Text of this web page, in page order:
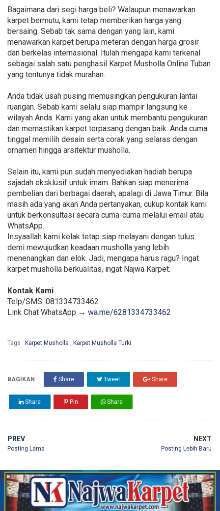
Bagaimana dari segi harga beli? Walaupun menawarkan
karpet bermutu, kami tetap memberikan harga yang
bersaing. Sebab tak sama dengan yang lain, kami
menawarkan karpet berupa meteran dengan harga grosir
dan berkelas internasional. Itulah mengapa kami terkenal
sebagai salah satu penghasil Karpet Musholla Online Tuban
yang tentunya tidak murahan.
Anda tidak usah pusing memusingkan pengukuran lantai
ruangan. Sebab kami selalu siap mampir langsung ke
wilayah Anda. Kami yang akan untuk membantu pengukuran
dan memastikan karpet terpasang dengan baik. Anda cuma
tinggal memilih desain serta corak yang selaras dengan
ornamen hingga arsitektur musholla.
Selain itu, kami pun sudah menyediakan hadiah berupa
sajadah eksklusif untuk imam. Bahkan siap menerima
pembelian dari berbagai daerah, apalagi di Jawa Timur. Bila
masih ada yang akan Anda pertanyakan, cukup kontak kami
untuk berkonsultasi secara cuma-cuma melalui email atau
WhatsApp.
Insyaallah kami kelak tetap siap melayani dengan tulus
demi mewujudkan keadaan musholla yang lebih
menenangkan dan elok. Jadi, mengapa harus ragu? Ingat
karpet musholla berkualitas, ingat Najwa Karpet.
Kontak Kami
Telp/SMS: 081334733462
Link Chat WhatsApp → wa.me/6281334733462
Tags : Karpet Musholla , Karpet Musholla Turki
BAGIKAN Share Tweet Share
Share Pin Share
PREV
Posting Lama
NEXT
Posting Lebih Baru